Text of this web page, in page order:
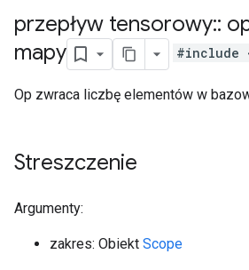
przepływ tensorowy::
mapy
#include
Op zwraca liczbę elementów w
Streszczenie
Argumenty:
zakres: Obiekt Scope